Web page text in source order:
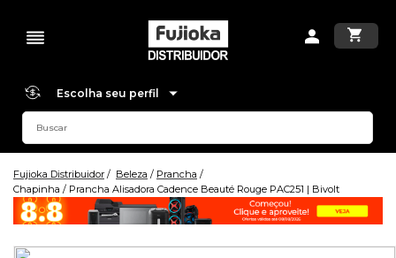
Escolha seu perfil
Fujioka Distribuidor Beleza
Prancha
Chapinha / Prancha Alisadora Cadence Beauté Rouge PAC251 | Bivolt